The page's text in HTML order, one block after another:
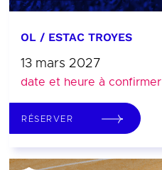
OL / ESTAC TROYES
13 mars 2027
date et heure à confirmer
RÉSERVER